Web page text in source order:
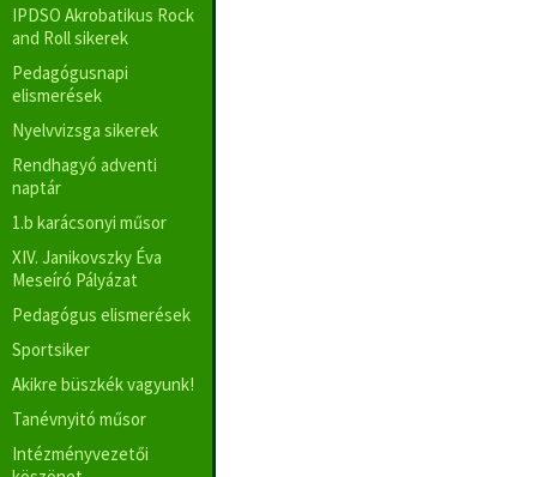
IPDSO Akrobatikus Rock
and Roll sikerek
Pedagógusnapi
elismerések
Nyelvvizsga sikerek
Rendhagyó adventi
naptár
1.b karácsonyi műsor
XIV. Janikovszky Éva
Meseíró Pályázat
Pedagógus elismerések
Sportsiker
Akikre büszkék vagyunk!
Tanévnyitó műsor
Intézményvezetői